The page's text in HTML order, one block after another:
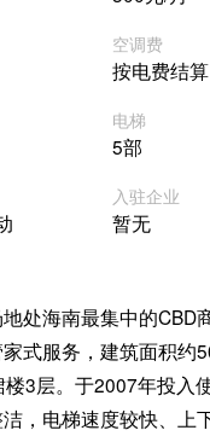
空调费
按电费结算
电梯
5部
入驻企业
暂无
海南最集中的CBD
式服务，建筑面积约
3层。于2007年投入
，电梯速度较快、上